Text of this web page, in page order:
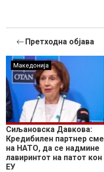
Претходна објава
Македонија
Сиљановска Давкова:
Кредибилен партнер сме
на НАТО, да се надмине
лавиринтот на патот кон
ЕУ